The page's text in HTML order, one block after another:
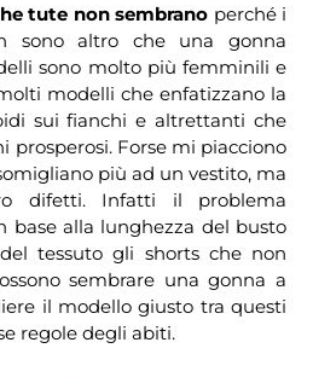
tute non sembrano perché i
sono altro che una gonna
sono molto più femminili e
modelli che enfatizzano la
sui fianchi e altrettanti che
prosperosi. Forse mi piacciono
più ad un vestito, ma
difetti. Infatti il problema
base alla lunghezza del busto
tessuto gli shorts che non
sembrare una gonna a
il modello giusto tra questi
regole degli abiti.